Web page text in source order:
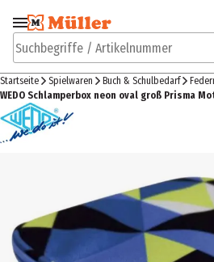
Zur Navigation
springen
Suchbegriffe / Artikelnummer
Startseite Spielwaren Buch & Schulbedarf
WEDO Schlamperbox neon oval groß Prisma